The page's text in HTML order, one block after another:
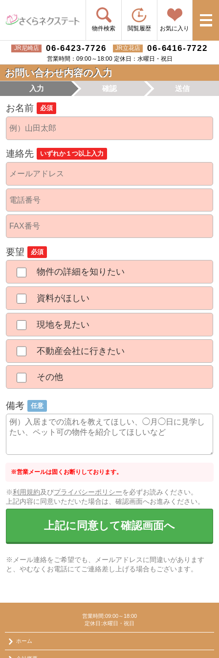
物件検索 閲覧履歴 お気に入り
JR尼崎店 06-6423-7726 JR立花店 06-6416-7722
営業時間：09:00～18:00 定休日：水曜日・祝日
お問い合わせ内容の入力
入力 確認 送信
お名前 必須
連絡先 いずれか１つ以上入力
要望 必須
物件の詳細を知りたい
資料がほしい
現地を見たい
不動産会社に行きたい
その他
備考 任意
※営業メールは固くお断りしております。
※利用規約及びプライバシーポリシーを必ずお読みください。
上記内容に同意いただいた場合は、確認画面へお進みください。
上記に同意して確認画面へ
※メール連絡をご希望でも、メールアドレスに間違いがあります
と、やむなくお電話にてご連絡差し上げる場合もございます。
営業時間:09:00～18:00
定休日:水曜日・祝日
ホーム